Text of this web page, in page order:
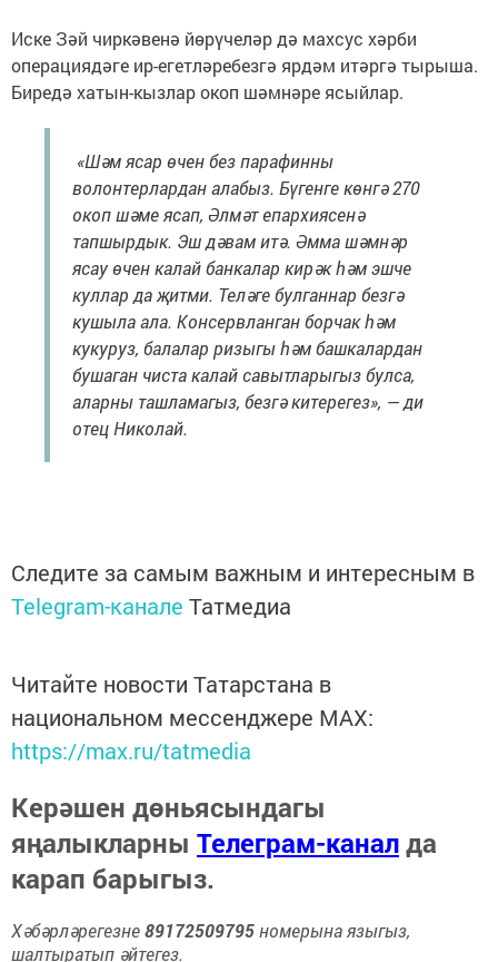
Иске Зәй чиркәвенә йөрүчеләр дә махсус хәрби
операциядәге ир-егетләребезгә ярдәм итәргә тырыша.
Биредә хатын-кызлар окоп шәмнәре ясыйлар.
«Шәм ясар өчен без парафинны
волонтерлардан алабыз. Бүгенге көнгә 270
окоп шәме ясап, Әлмәт епархиясенә
тапшырдык. Эш дәвам итә. Әмма шәмнәр
ясау өчен калай банкалар кирәк һәм эшче
куллар да җитми. Теләге булганнар безгә
кушыла ала. Консервланган борчак һәм
кукуруз, балалар ризыгы һәм башкалардан
бушаган чиста калай савытларыгыз булса,
аларны ташламагыз, безгә китерегез», — ди
отец Николай.
Следите за самым важным и интересным в
Telegram-канале Татмедиа
Читайте новости Татарстана в
национальном мессенджере MАХ:
https://max.ru/tatmedia
Керәшен дөньясындагы
яңалыкларны Телеграм-каналда
карап барыгыз.
Хәбәрләрегезне89172509795номерына языгыз,
шалтыратып әйтегез.